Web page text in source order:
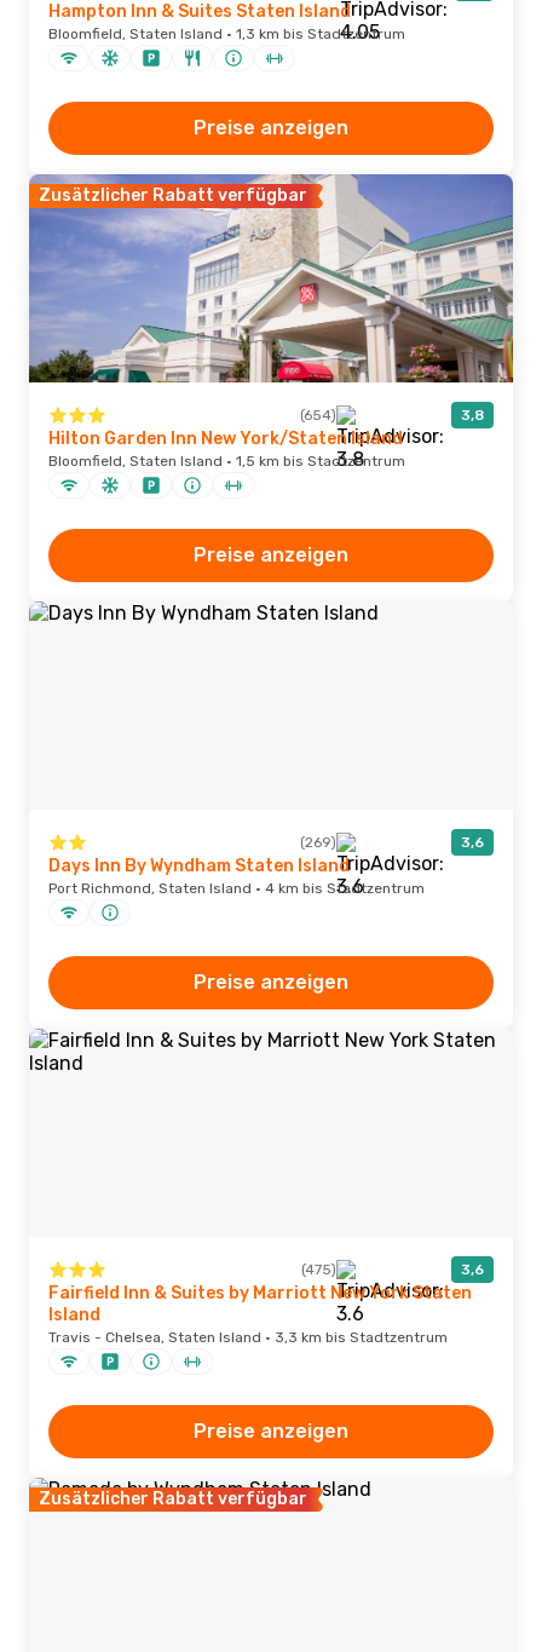
Hampton Inn & Suites Staten Island
Bloomfield, Staten Island · 1,3 km bis Stadtzentrum
Preise anzeigen
Zusätzlicher Rabatt verfügbar
(654) 3,8
Hilton Garden Inn New York/Staten Island
Bloomfield, Staten Island · 1,5 km bis Stadtzentrum
Preise anzeigen
(269) 3,6
Days Inn By Wyndham Staten Island
Port Richmond, Staten Island · 4 km bis Stadtzentrum
Preise anzeigen
(475) 3,6
Fairfield Inn & Suites by Marriott New York Staten
Island
Travis - Chelsea, Staten Island · 3,3 km bis Stadtzentrum
Preise anzeigen
Zusätzlicher Rabatt verfügbar